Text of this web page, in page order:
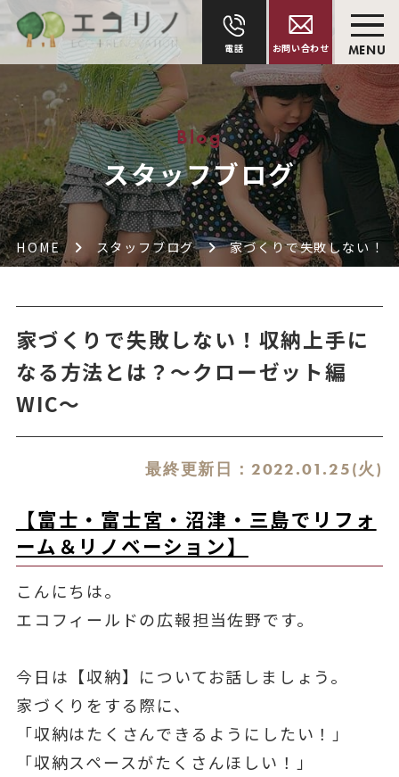
電話 お問い合わせ MENU
Blog
スタッフブログ
HOME スタッフブログ 家づくりで失敗しない！
家づくりで失敗しない！収納上手に
なる方法とは？～クローゼット編
WIC～
最終更新日： 2022.01.25(火)
【富士・富士宮・沼津・三島でリフォ
ーム＆リノベーション】
こんにちは。
エコフィールドの広報担当佐野です。
今日は【収納】についてお話しましょう。
家づくりをする際に、
「収納はたくさんできるようにしたい！」
「収納スペースがたくさんほしい！」